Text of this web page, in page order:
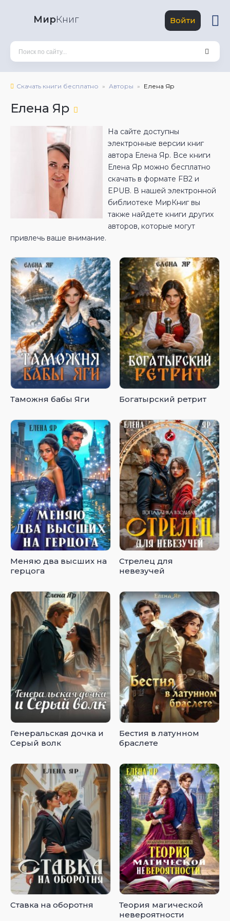
МирКниг Войти
Скачать книги бесплатно Авторы Елена Яр
Елена Яр
На сайте доступны
электронные версии книг
автора Елена Яр. Все книги
Елена Яр можно бесплатно
скачать в формате FB2 и
EPUB. В нашей электронной
библиотеке МирКниг вы
также найдете книги других
авторов, которые могут
привлечь ваше внимание.
Таможня бабы Яги Богатырский ретрит
Меняю два высших на
герцога
Стрелец для
невезучей
Генеральская дочка и
Серый волк
Бестия в латунном
браслете
Ставка на оборотня
Теория магической
невероятности